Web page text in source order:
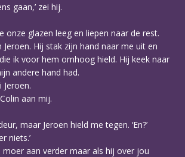
gaan,’ zei hij.
onze glazen leeg en liepen naar de rest.
Jeroen. Hij stak zijn hand naar me uit en
ik voor hem omhoog hield. Hij keek naar
andere hand had.
Jeroen.
aan mij.
maar Jeroen hield me tegen. ‘En?’
niets.’
moer aan verder maar als hij over jou